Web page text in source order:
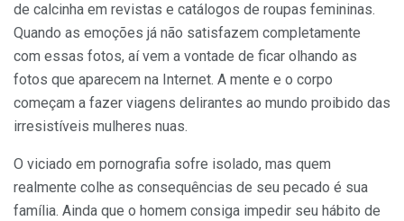
de calcinha em revistas e catálogos de roupas femininas.
Quando as emoções já não satisfazem completamente
com essas fotos, aí vem a vontade de ficar olhando as
fotos que aparecem na Internet. A mente e o corpo
começam a fazer viagens delirantes ao mundo proibido das
irresistíveis mulheres nuas.
O viciado em pornografia sofre isolado, mas quem
realmente colhe as consequências de seu pecado é sua
família. Ainda que o homem consiga impedir seu hábito de